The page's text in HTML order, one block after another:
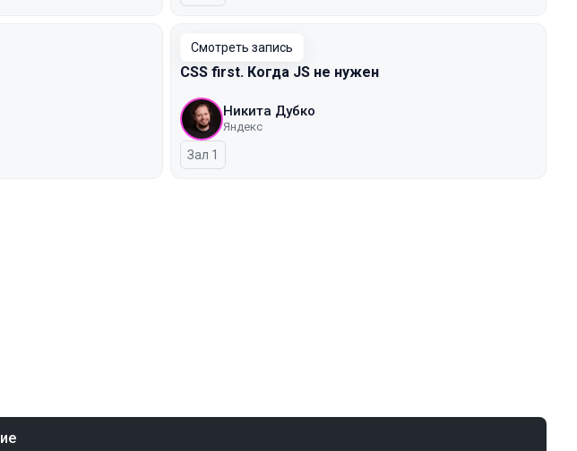
Смотреть запись
CSS first. Когда JS не нужен
Никита Дубко
Яндекс
Зал 1